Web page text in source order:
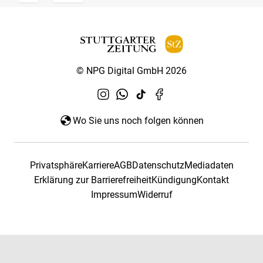
© NPG Digital GmbH 2026
Wo Sie uns noch folgen können
PrivatsphäreKarriereAGBDatenschutzMediadaten
Erklärung zur BarrierefreiheitKündigungKontakt
ImpressumWiderruf